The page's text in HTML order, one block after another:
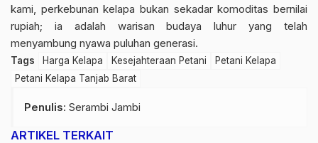
kami, perkebunan kelapa bukan sekadar komoditas bernilai
rupiah; ia adalah warisan budaya luhur yang telah
menyambung nyawa puluhan generasi.
Tags Harga Kelapa Kesejahteraan Petani
Petani Kelapa
Petani Kelapa Tanjab Barat
Penulis: Serambi Jambi
ARTIKEL TERKAIT